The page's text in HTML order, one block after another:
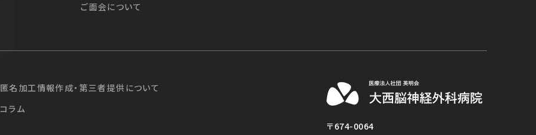
ご面会について
〒674-0064
匿名加工情報作成・第三者提供について
コラム